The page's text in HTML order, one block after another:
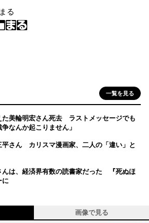
る
一覧を見る
た美輪明宏さん死去 ラストメッセージでも
なんか起こりません」
平さん カリスマ漫画家、二人の「違い」と
んは、経済界有数の読書家だった 『死ぬほ
に
画像で見る